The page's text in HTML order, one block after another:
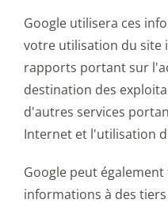
Google utilisera ces
votre utilisation du site
rapports portant sur
destination des
d'autres services
Internet et l'utilisation
Google peut
informations à des